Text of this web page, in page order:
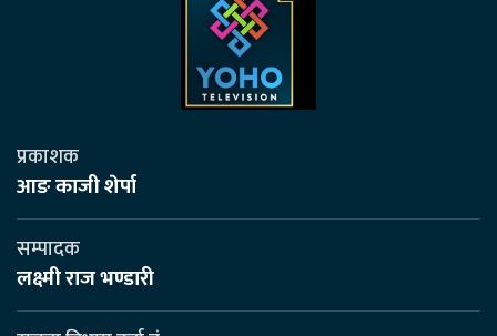
प्रकाशक
आङ काजी शेर्पा
सम्पादक
लक्ष्मी राज भण्डारी